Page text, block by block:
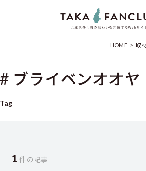
HOME > 取
# ブライベンオオヤ
Tag
1 件の記事